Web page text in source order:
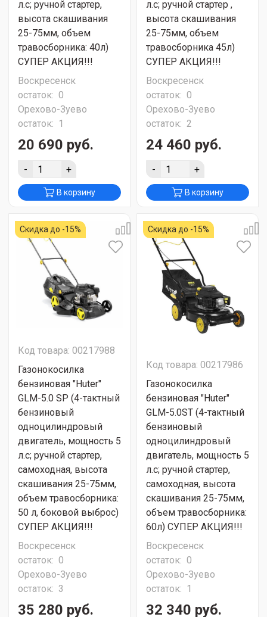
л.с; ручной стартер,
высота скашивания
25-75мм, объем
травосборника: 40л)
СУПЕР АКЦИЯ!!!
Воскресенск
остаток: 0
Орехово-Зуево
остаток: 1
20 690 руб.
- +
В корзину
л.с; ручной стартер ,
высота скашивания
25-75мм, объем
травосборника 45л)
СУПЕР АКЦИЯ!!!
Воскресенск
остаток: 0
Орехово-Зуево
остаток: 2
24 460 руб.
- +
В корзину
Скидка до -15%
Код товара: 00217988
Газонокосилка
бензиновая "Huter"
GLM-5.0 SP (4-тактный
бензиновый
одноцилиндровый
двигатель, мощность 5
л.с; ручной стартер,
самоходная, высота
скашивания 25-75мм,
объем травосборника:
50 л, боковой выброс)
СУПЕР АКЦИЯ!!!
Воскресенск
остаток: 0
Орехово-Зуево
остаток: 3
35 280 руб.
Скидка до -15%
Код товара: 00217986
Газонокосилка
бензиновая "Huter"
GLM-5.0ST (4-тактный
бензиновый
одноцилиндровый
двигатель, мощность 5
л.с; ручной стартер,
самоходная, высота
скашивания 25-75мм,
объем травосборника:
60л) СУПЕР АКЦИЯ!!!
Воскресенск
остаток: 0
Орехово-Зуево
остаток: 1
32 340 руб.